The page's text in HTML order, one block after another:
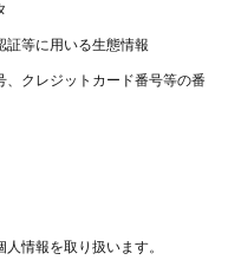
証等に用いる生態情報
クレジットカード番号等の番
情報を取り扱います。